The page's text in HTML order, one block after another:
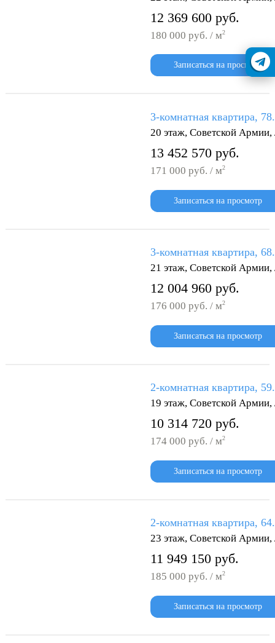
12 369 600 руб.
180 000 руб. / м2
Записаться на просмотр
3-комнатная квартира,
20 этаж, Советской
13 452 570 руб.
171 000 руб. / м2
Записаться на просмотр
3-комнатная квартира,
21 этаж, Советской
12 004 960 руб.
176 000 руб. / м2
Записаться на просмотр
2-комнатная квартира,
19 этаж, Советской
10 314 720 руб.
174 000 руб. / м2
Записаться на просмотр
2-комнатная квартира,
23 этаж, Советской
11 949 150 руб.
185 000 руб. / м2
Записаться на просмотр